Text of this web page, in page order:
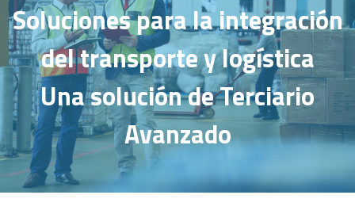
Soluciones para la integración
del transporte y logística
Una solución de Terciario
Avanzado